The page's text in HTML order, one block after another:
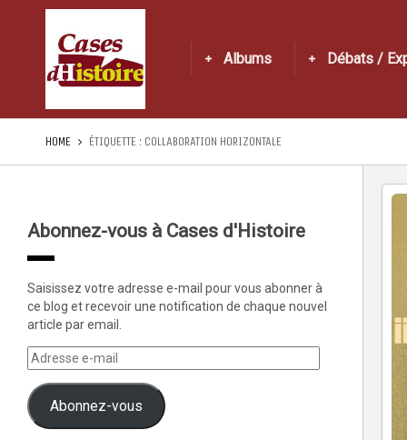
Albums Débats /
HOME ÉTIQUETTE : COLLABORATION HORIZONTALE
Abonnez-vous à Cases d'Histoire
Saisissez votre adresse e-mail pour vous abonner à
ce blog et recevoir une notification de chaque nouvel
article par email.
Abonnez-vous